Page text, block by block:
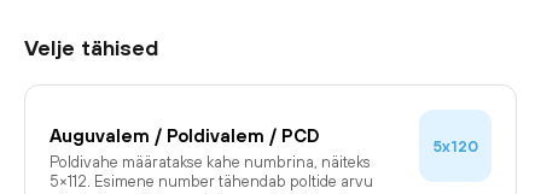
Velje tähised
Auguvalem / Poldivalem / PCD
Poldivahe määratakse kahe numbrina, näiteks
5×112. Esimene number tähendab poltide arvu
5x120